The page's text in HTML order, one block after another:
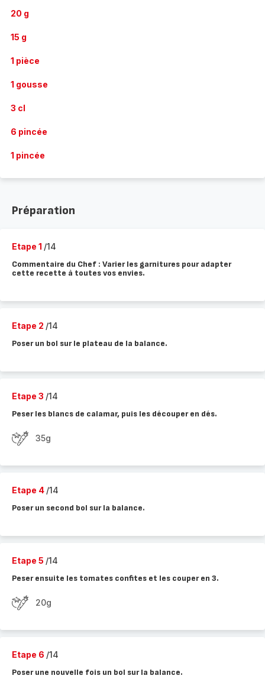
20 g
15 g
1 pièce
1 gousse
3 cl
6 pincée
1 pincée
Préparation
Etape 1 /14
Commentaire du Chef : Varier les garnitures pour adapter
cette recette à toutes vos envies.
Etape 2 /14
Poser un bol sur le plateau de la balance.
Etape 3 /14
Peser les blancs de calamar, puis les découper en dés.
35g
Etape 4 /14
Poser un second bol sur la balance.
Etape 5 /14
Peser ensuite les tomates confites et les couper en 3.
20g
Etape 6 /14
Poser une nouvelle fois un bol sur la balance.